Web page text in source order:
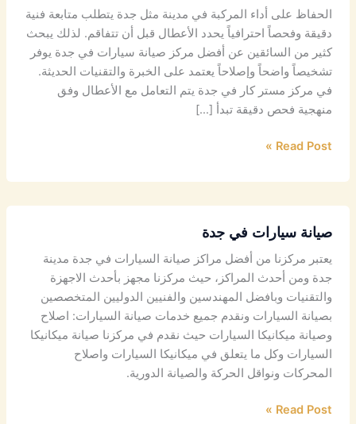
الحفاظ على أداء المركبة في مدينة مثل جدة يتطلب متابعة فنية
دقيقة وفحصاً احترافياً يحدد الأعطال قبل أن تتفاقم. لذلك يبحث
كثير من السائقين عن أفضل مركز صيانة سيارات في جدة يوفر
تشخيصاً واضحاً وإصلاحاً يعتمد على الخبرة والتقنيات الحديثة.
في مركز مستر كار في جدة يتم التعامل مع الأعطال وفق
منهجية فحص دقيقة تبدأ […]
Read Post »
صيانة سيارات في جدة
يعتبر مركزنا من أفضل مراكز صيانة السيارات في جدة مدينة
جدة ومن أحدث المراكز، حيث مركزنا مجهز بأحدث الاجهزة
والتقنيات وبافضل المهندسين والفنيين الدوليين المتخصصين
بصيانة السيارات ونقدم جميع خدمات صيانة السيارات: اصلاح
وصيانة ميكانيكا السيارات حيث نقدم في مركزنا صيانة ميكانيكا
السيارات وكل ما يتعلق في ميكانيكا السيارات واصلاح
المحركات ونواقل الحركة والصيانة الدورية.
Read Post »